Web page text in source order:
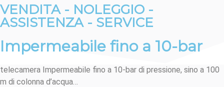
VENDITA - NOLEGGIO -
ASSISTENZA - SERVICE
Impermeabile fino a 10-bar
telecamera Impermeabile fino a 10-bar di pressione, sino a 100
m di colonna d’acqua…